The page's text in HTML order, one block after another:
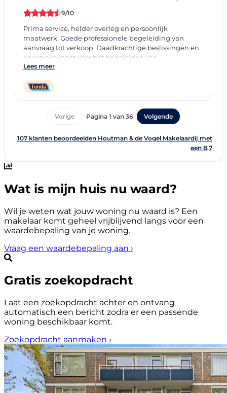
Wat is mijn huis nu waard?
Wil je weten wat jouw woning nu waard is? Een
makelaar komt geheel vrijblijvend langs voor een
waardebepaling van je woning.
Vraag een waardebepaling aan ›
Gratis zoekopdracht
Laat een zoekopdracht achter en ontvang
automatisch een bericht zodra er een passende
woning beschikbaar komt.
Zoekopdracht aanmaken ›